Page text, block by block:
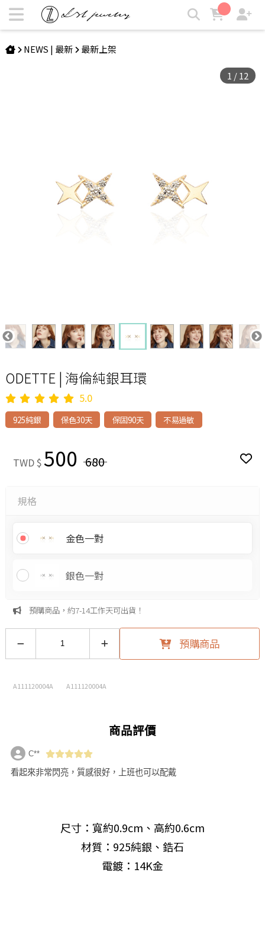
ODETTE | 海倫純銀耳環 | LZL Jewelry 輕珠寶飾品
NEWS | 最新 最新上架
1 /12
ODETTE | 海倫純銀耳環
5.0
925純銀 保色30天 保固90天 不易過敏
TWD $500 680
規格
金色一對
銀色一對
預購商品，約7-14工作天可出貨！
預購商品
A111120004A A111120004A
商品評價
C**
看起來非常閃亮，質感很好，上班也可以配戴
尺寸：寬約0.9cm、高約0.6cm
材質：925純銀、鋯石
電鍍：14K金